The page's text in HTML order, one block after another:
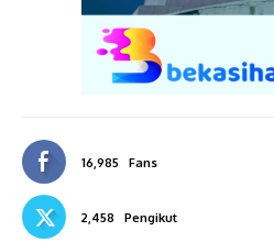
16,985 Fans
2,458 Pengikut